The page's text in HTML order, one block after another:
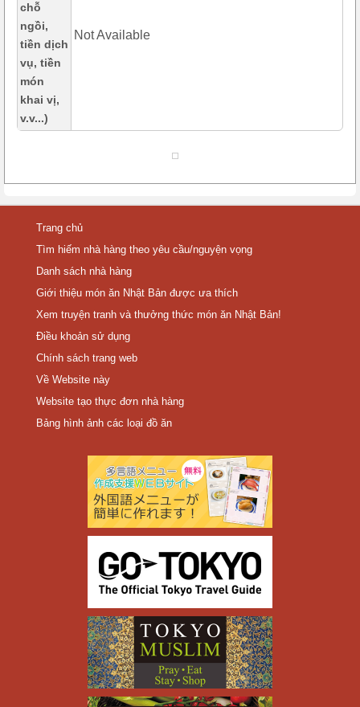
chỗ
ngồi,
tiền dịch
vụ, tiền
món
khai vị,
v.v...)
Not Available
Trang chủ
Tìm hiếm nhà hàng theo yêu cầu/nguyện vọng
Danh sách nhà hàng
Giới thiệu món ăn Nhật Bản được ưa thích
Xem truyện tranh và thưởng thức món ăn Nhật Bản!
Điều khoản sử dụng
Chính sách trang web
Về Website này
Website tạo thực đơn nhà hàng
Bảng hình ảnh các loại đồ ăn